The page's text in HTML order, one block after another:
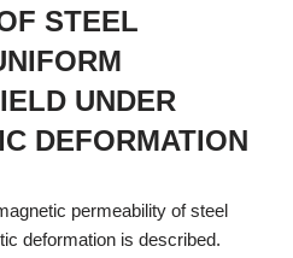
STEEL
UNDER
DEFORMATION
permeability of steel
deformation is described.